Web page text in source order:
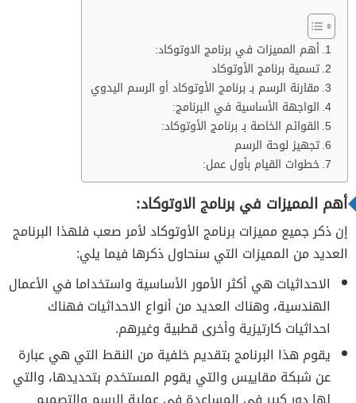
أهم المميزات في برنامج الاوتوكاد:
تسمية برنامج الأوتوكاد
مقارنة الرسم بـ برنامج الأوتوكاد أو الرسم اليدوي
الواجهة الأساسية في البرنامج:
القوائم الخاصة بـ برنامج الأوتوكاد:
تجهيز لوحة الرسم
خطوات القيام بأول عمل:
أهم المميزات في برنامج الاوتوكاد:
إن ذكر جميع مميزات برنامج الأوتوكاد لأمر صعب فلهذا البرنامج
العديد من المميزات التي سنحاول ذكرها فيما يلي:
الاحداثيات هي أكثر الأمور الأساسية واستخداما في الأعمال
الهندسية، وهناك العديد من أنواع الاحداثيات فهناك
احداثيات كارتيزية وأخرى قطبية وغيرهم.
يقوم هذا البرنامج بتقديم خلفية من النقط التي هي عبارة
عن شبكة مقاييس والتي يقوم المستخدم بتحديدها، والتي